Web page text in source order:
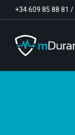
+34 609 85 88 81 /